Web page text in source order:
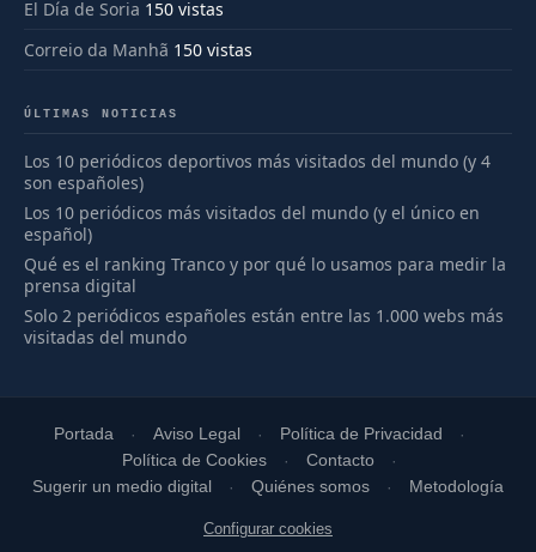
El Día de Soria 150 vistas
Correio da Manhã 150 vistas
ÚLTIMAS NOTICIAS
Los 10 periódicos deportivos más visitados del mundo (y 4
son españoles)
Los 10 periódicos más visitados del mundo (y el único en
español)
Qué es el ranking Tranco y por qué lo usamos para medir la
prensa digital
Solo 2 periódicos españoles están entre las 1.000 webs más
visitadas del mundo
Portada Aviso Legal
Política de Privacidad
Política de Cookies
Contacto
Sugerir un medio digital
Quiénes somos Metodología
Configurar cookies